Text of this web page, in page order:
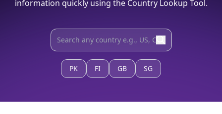
information quickly using the Country Lookup Tool.
PK FI GB SG